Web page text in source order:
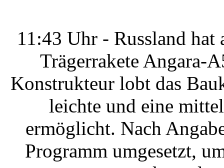
11:43 Uhr - Russland hat
Trägerrakete Angara-
Konstrukteur lobt das
leichte und eine
ermöglicht. Nach
Programm umgesetzt,